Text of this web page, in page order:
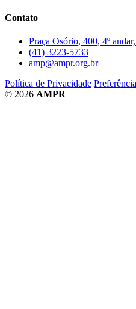
Contato
Praça Osório, 400, 4º
(41) 3223-5733
amp@ampr.org.br
Política de Privacidade
© 2026 AMPR